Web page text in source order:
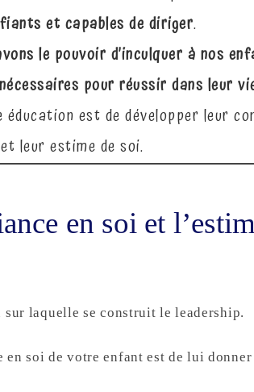
et capables de diriger.
le pouvoir d’inculquer à nos
pour réussir dans leur
éducation est de développer leur
leur estime de soi.
en soi et
laquelle se construit le leadership.
soi de votre enfant est de lui donner